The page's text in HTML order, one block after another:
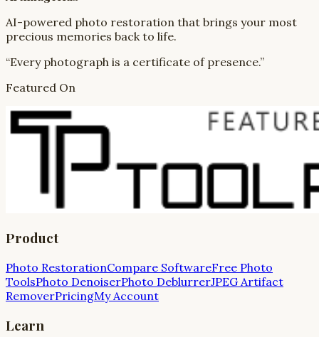
AI-powered photo restoration that brings your most
precious memories back to life.
“Every photograph is a certificate of presence.”
Featured On
Product
Photo RestorationCompare SoftwareFree Photo
ToolsPhoto DenoiserPhoto DeblurrerJPEG Artifact
RemoverPricingMy Account
Learn